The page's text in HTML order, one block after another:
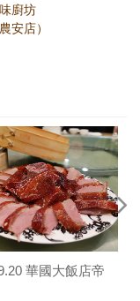
廚坊
安店）
華國大飯店帝